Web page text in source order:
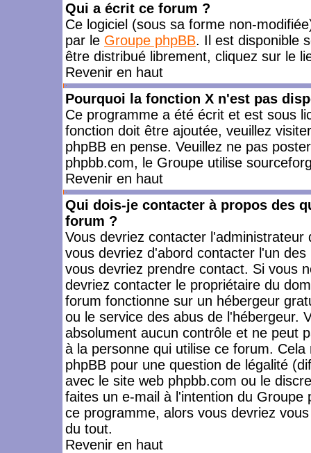
Qui a écrit ce forum ?
Ce logiciel (sous sa forme non-
par le Groupe phpBB. Il est disponible
être distribué librement, cliquez sur le
Revenir en haut
Pourquoi la fonction X n'est pas
Ce programme a été écrit et est sous
fonction doit être ajoutée, veuillez
phpBB en pense. Veuillez ne pas
phpbb.com, le Groupe utilise
Revenir en haut
Qui dois-je contacter à propos des
forum ?
Vous devriez contacter
vous devriez d'abord contacter l'un
vous devriez prendre contact. Si vous
devriez contacter le propriétaire du
forum fonctionne sur un hébergeur
ou le service des abus de l'hébergeur.
absolument aucun contrôle et ne peut
à la personne qui utilise ce forum.
phpBB pour une question de légalité
avec le site web phpbb.com ou le
faites un e-mail à l'intention du
ce programme, alors vous devriez
du tout.
Revenir en haut